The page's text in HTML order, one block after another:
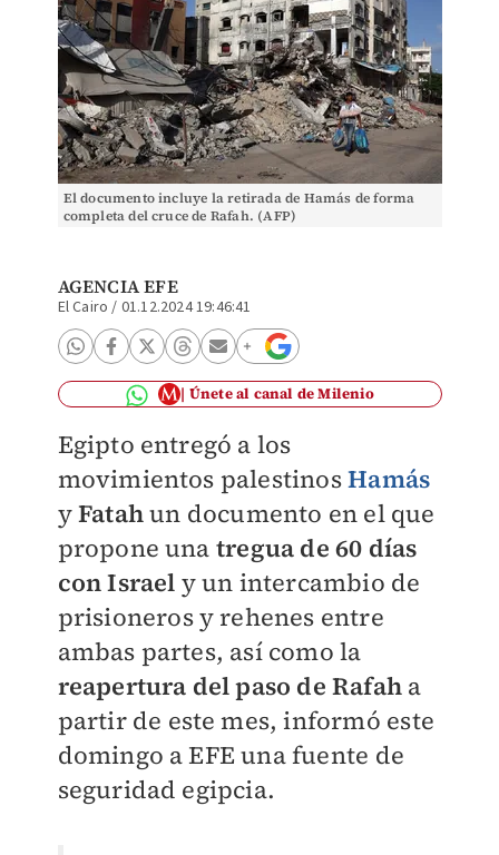
El documento incluye la retirada de Hamás de forma
completa del cruce de Rafah. (AFP)
AGENCIA EFE
El Cairo / 01.12.2024 19:46:41
Únete al canal de Milenio
Egipto entregó a los
movimientos palestinosHamás
yFatahun documento en el que
propone una tregua de 60 días
con Israel y un intercambio de
prisioneros y rehenes entre
ambas partes, así como la
reapertura del paso de Rafah a
partir de este mes, informó este
domingo a EFE una fuente de
seguridad egipcia.